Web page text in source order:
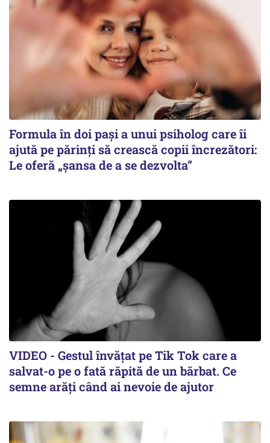
Formula în doi pași a unui psiholog care îi
ajută pe părinți să crească copii încrezători:
Le oferă „șansa de a se dezvolta”
VIDEO - Gestul învățat pe Tik Tok care a
salvat-o pe o fată răpită de un bărbat. Ce
semne arăți când ai nevoie de ajutor